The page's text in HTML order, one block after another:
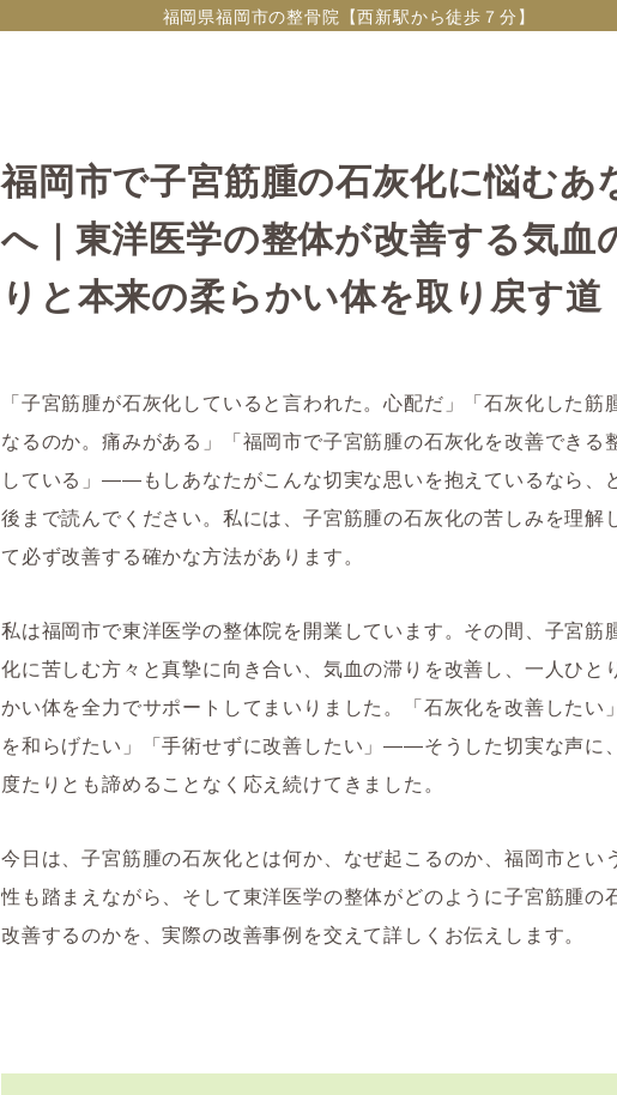
福岡県福岡市の整骨院【西新駅から徒歩７分】
福岡市で子宮筋腫の石灰化に悩むあ
へ｜東洋医学の整体が改善する気血
りと本来の柔らかい体を取り戻す道
「子宮筋腫が石灰化していると言われた。心配だ」「石灰化した筋
なるのか。痛みがある」「福岡市で子宮筋腫の石灰化を改善できる
している」――もしあなたがこんな切実な思いを抱えているなら、
後まで読んでください。私には、子宮筋腫の石灰化の苦しみを理解
て必ず改善する確かな方法があります。
私は福岡市で東洋医学の整体院を開業しています。その間、子宮筋
化に苦しむ方々と真摯に向き合い、気血の滞りを改善し、一人ひと
かい体を全力でサポートしてまいりました。「石灰化を改善したい
を和らげたい」「手術せずに改善したい」――そうした切実な声に
度たりとも諦めることなく応え続けてきました。
今日は、子宮筋腫の石灰化とは何か、なぜ起こるのか、福岡市とい
性も踏まえながら、そして東洋医学の整体がどのように子宮筋腫の
改善するのかを、実際の改善事例を交えて詳しくお伝えします。